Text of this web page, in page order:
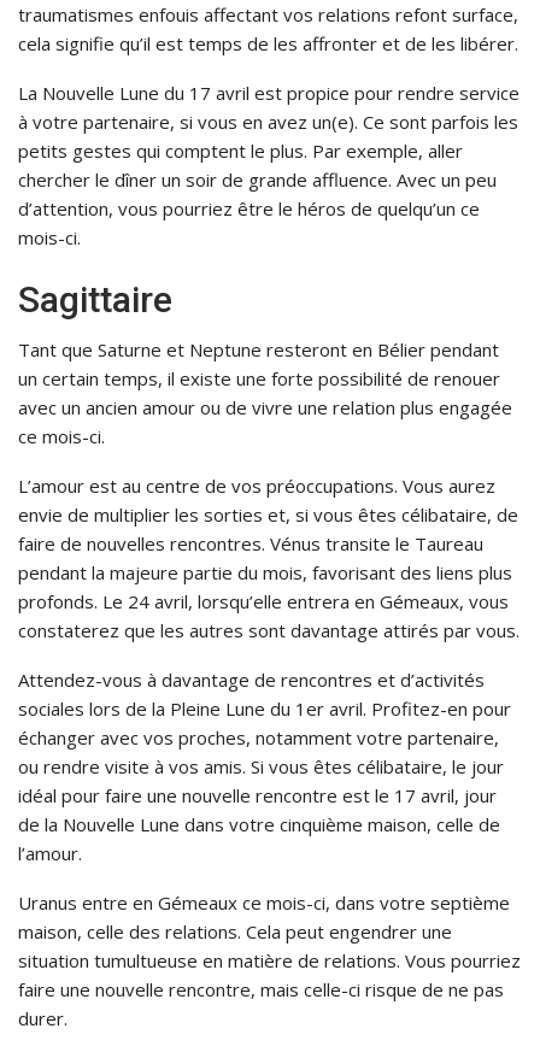
traumatismes enfouis affectant vos relations refont surface,
cela signifie qu’il est temps de les affronter et de les libérer.
La Nouvelle Lune du 17 avril est propice pour rendre service
à votre partenaire, si vous en avez un(e). Ce sont parfois les
petits gestes qui comptent le plus. Par exemple, aller
chercher le dîner un soir de grande affluence. Avec un peu
d’attention, vous pourriez être le héros de quelqu’un ce
mois-ci.
Sagittaire
Tant que Saturne et Neptune resteront en Bélier pendant
un certain temps, il existe une forte possibilité de renouer
avec un ancien amour ou de vivre une relation plus engagée
ce mois-ci.
L’amour est au centre de vos préoccupations. Vous aurez
envie de multiplier les sorties et, si vous êtes célibataire, de
faire de nouvelles rencontres. Vénus transite le Taureau
pendant la majeure partie du mois, favorisant des liens plus
profonds. Le 24 avril, lorsqu’elle entrera en Gémeaux, vous
constaterez que les autres sont davantage attirés par vous.
Attendez-vous à davantage de rencontres et d’activités
sociales lors de la Pleine Lune du 1er avril. Profitez-en pour
échanger avec vos proches, notamment votre partenaire,
ou rendre visite à vos amis. Si vous êtes célibataire, le jour
idéal pour faire une nouvelle rencontre est le 17 avril, jour
de la Nouvelle Lune dans votre cinquième maison, celle de
l’amour.
Uranus entre en Gémeaux ce mois-ci, dans votre septième
maison, celle des relations. Cela peut engendrer une
situation tumultueuse en matière de relations. Vous pourriez
faire une nouvelle rencontre, mais celle-ci risque de ne pas
durer.